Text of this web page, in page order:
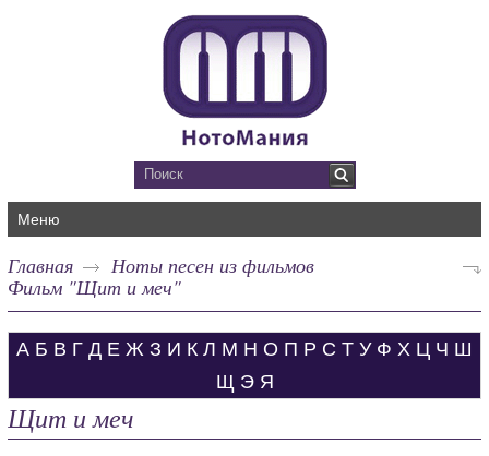
Меню
Главная
Ноты песен из фильмов
Фильм "Щит и меч"
А Б В Г Д Е Ж З И К Л М Н О П Р С Т У Ф Х Ц Ч Ш
Щ Э Я
Щит и меч